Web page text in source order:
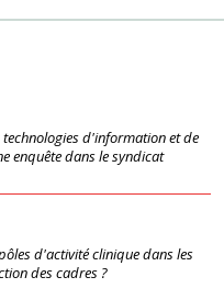
technologies d'information et de
enquête dans le syndicat
d'activité clinique dans les
des cadres ?